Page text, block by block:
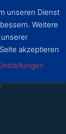
unseren Dienst
Weitere
akzeptieren